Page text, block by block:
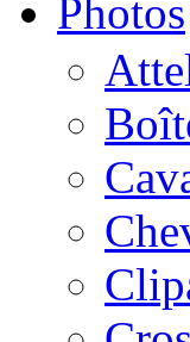
Photos